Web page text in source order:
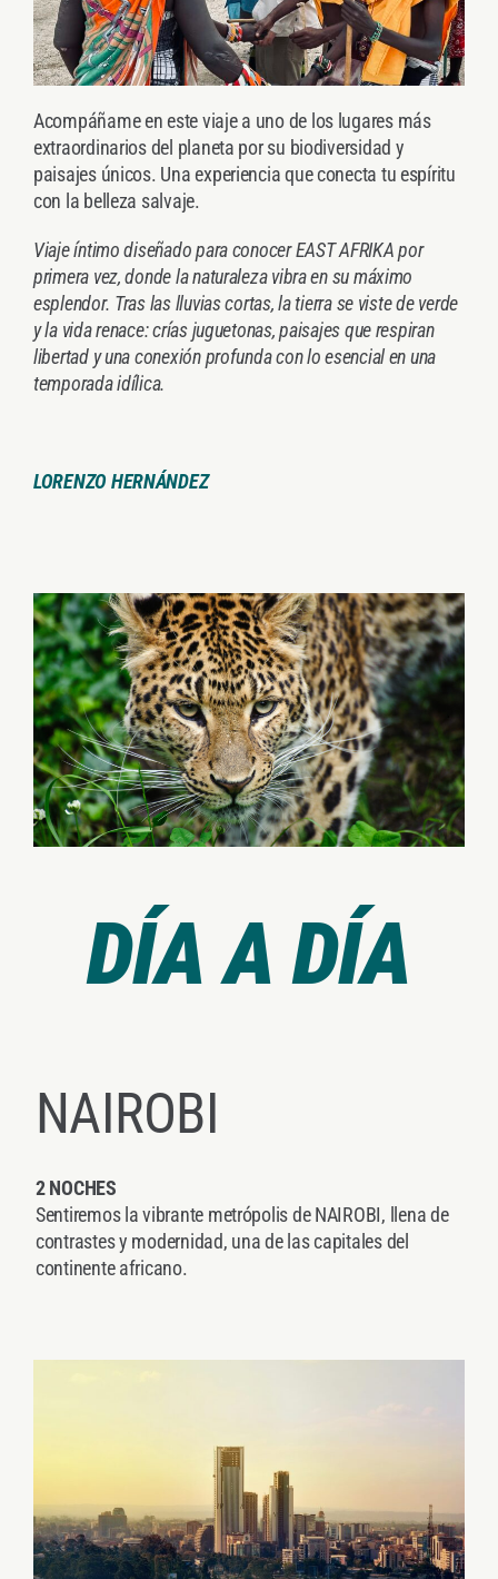
Acompáñame en este viaje a uno de los lugares más
extraordinarios del planeta por su biodiversidad y
paisajes únicos. Una experiencia que conecta tu espíritu
con la belleza salvaje.
Viaje íntimo diseñado para conocer EASTAFRIKA por
primera vez, donde la naturalezavibra en su máximo
esplendor. Tras las lluviascortas, la tierra se viste de verde
y la vidarenace: crías juguetonas, paisajes que respiran
libertad y una conexión profunda con loesencial en una
temporada idílica.
LORENZO HERNÁNDEZ
DÍA A DÍA
NAIROBI
2 NOCHES
Sentiremos la vibrante metrópolis de NAIROBI,
llena de
contrastes y modernidad, una de lascapitales del
continente africano.